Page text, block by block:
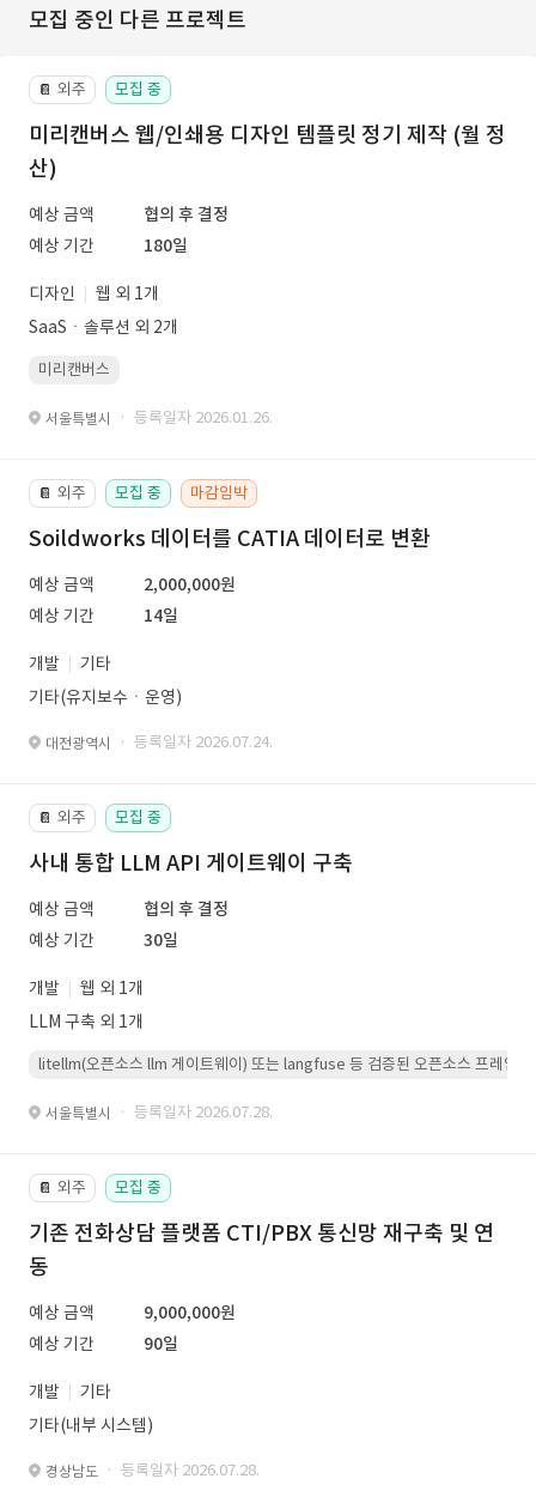
모집 중인 다른 프로젝트
📔 외주 모집 중
미리캔버스 웹/인쇄용 디자인 템플릿 정기 제작 (월 정
산)
예상 금액
협의 후 결정
예상 기간
180일
디자인
웹 외 1개
SaaSㆍ솔루션 외 2개
미리캔버스
서울특별시 · 등록일자 2026.01.26.
📔 외주 모집 중 마감임박
Soildworks 데이터를 CATIA 데이터로 변환
예상 금액
2,000,000원
예상 기간
14일
개발
기타
기타(유지보수ㆍ운영)
대전광역시 · 등록일자 2026.07.24.
📔 외주 모집 중
사내 통합 LLM API 게이트웨이 구축
예상 금액
협의 후 결정
예상 기간
30일
개발
웹 외 1개
LLM 구축 외 1개
litellm(오픈소스 llm 게이트웨이) 또는 langfuse 등 검증된 오픈소스 프레임워
서울특별시 · 등록일자 2026.07.28.
📔 외주 모집 중
기존 전화상담 플랫폼 CTI/PBX 통신망 재구축 및 연
동
예상 금액
9,000,000원
예상 기간
90일
개발
기타
기타(내부 시스템)
경상남도 · 등록일자 2026.07.28.